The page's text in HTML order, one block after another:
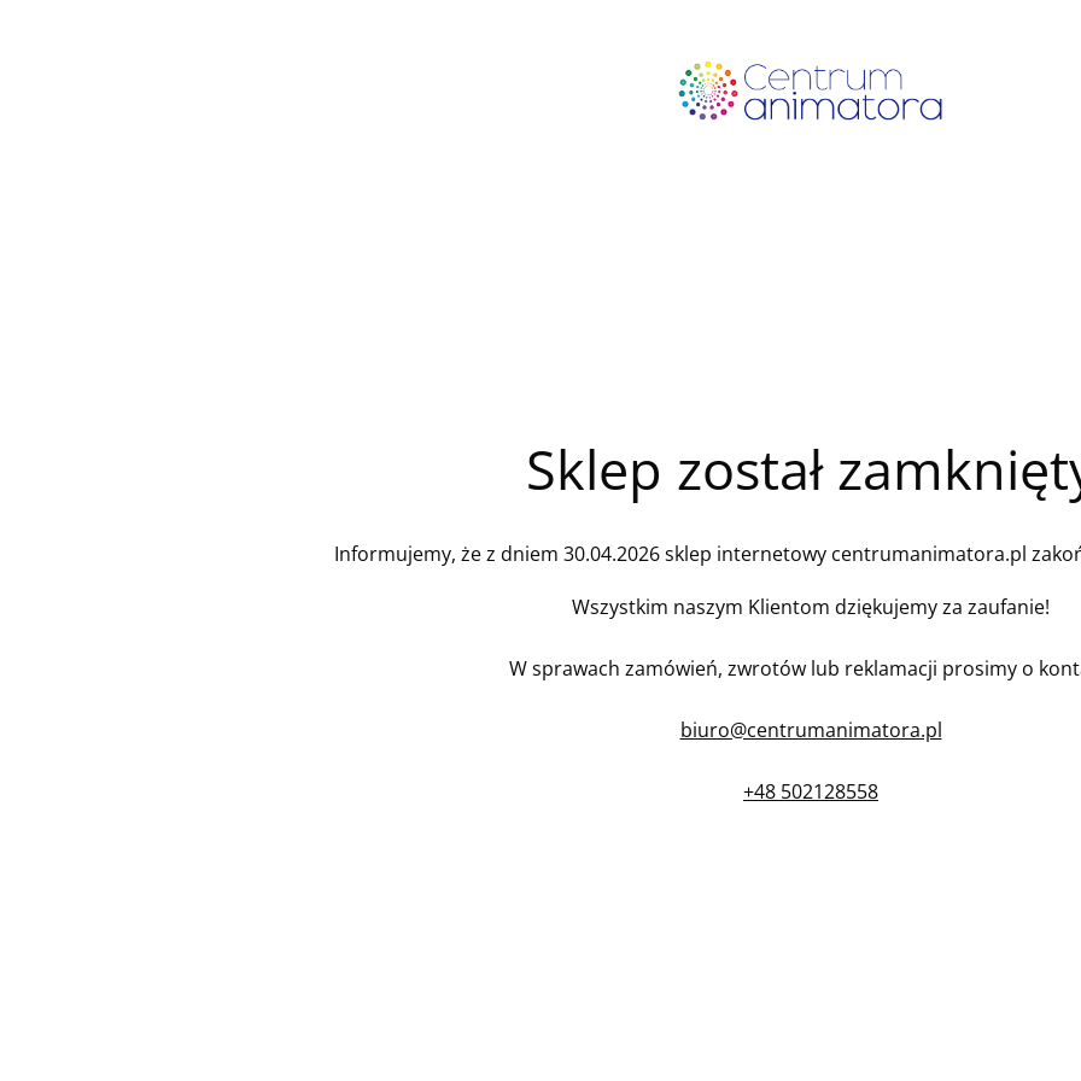
Sklep został
Informujemy, że z dniem 30.04.2026 sklep internetowy centrumanimatora.pl
Wszystkim naszym Klientom dziękujemy za zaufanie!
W sprawach zamówień, zwrotów lub reklamacji prosimy o
biuro@centrumanimatora.pl
+48 502128558